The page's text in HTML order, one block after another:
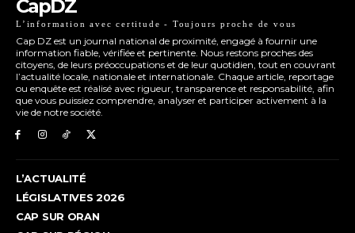
CapDZ
L’information avec certitude - Toujours proche de vous
Cap DZ est un journal national de proximité, engagé à fournir une
information fiable, vérifiée et pertinente. Nous restons proches des
citoyens, de leurs préoccupations et de leur quotidien, tout en couvrant
l’actualité locale, nationale et internationale. Chaque article, reportage
ou enquête est réalisé avec rigueur, transparence et responsabilité, afin
que vous puissiez comprendre, analyser et participer activement à la
vie de notre société.
L’ACTUALITÉ
LÉGISLATIVES 2026
CAP SUR ORAN